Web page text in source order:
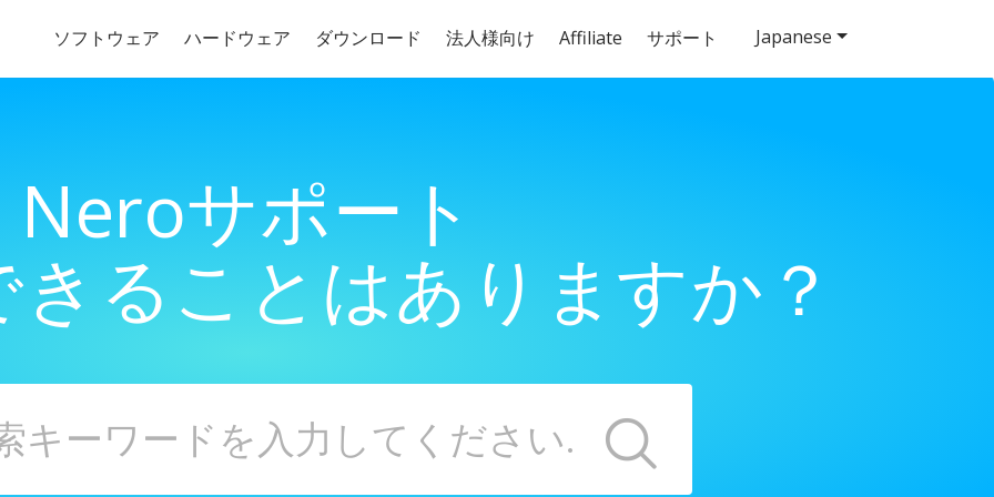
ソフトウェア ハードウェア ダウンロード 法人様向け Affiliate サポート
Neroサポート
ることはありますか？
Japanese